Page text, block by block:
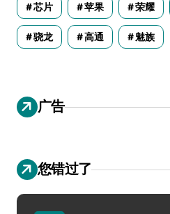
芯片 苹果 荣耀
骁龙 高通 魅族
广告
您错过了